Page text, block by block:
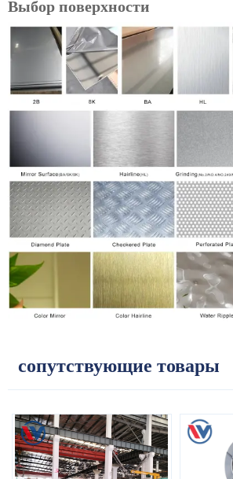
Выбор поверхности
сопутствующие товары